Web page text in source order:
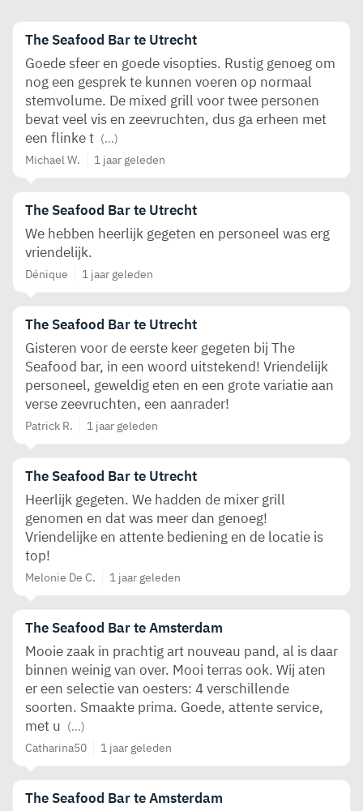
The Seafood Bar te Utrecht
Goede sfeer en goede visopties. Rustig genoeg om
nog een gesprek te kunnen voeren op normaal
stemvolume. De mixed grill voor twee personen
bevat veel vis en zeevruchten, dus ga erheen met
een flinke t (...)
Michael W.
1 jaar geleden
The Seafood Bar te Utrecht
We hebben heerlijk gegeten en personeel was erg
vriendelijk.
Dénique 1 jaar geleden
The Seafood Bar te Utrecht
Gisteren voor de eerste keer gegeten bij The
Seafood bar, in een woord uitstekend! Vriendelijk
personeel, geweldig eten en een grote variatie aan
verse zeevruchten, een aanrader!
Patrick R. 1 jaar geleden
The Seafood Bar te Utrecht
Heerlijk gegeten. We hadden de mixer grill
genomen en dat was meer dan genoeg!
Vriendelijke en attente bediening en de locatie is
top!
Melonie De C. 1 jaar geleden
The Seafood Bar te Amsterdam
Mooie zaak in prachtig art nouveau pand, al is daar
binnen weinig van over. Mooi terras ook. Wij aten
er een selectie van oesters: 4 verschillende
soorten. Smaakte prima. Goede, attente service,
met u (...)
Catharina50
1 jaar geleden
The Seafood Bar te Amsterdam